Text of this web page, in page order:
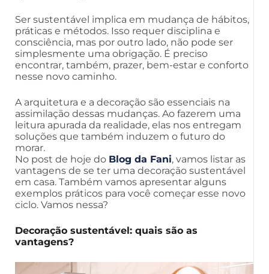
Ser sustentável implica em mudança de hábitos,
práticas e métodos. Isso requer disciplina e
consciência, mas por outro lado, não pode ser
simplesmente uma obrigação. É preciso
encontrar, também, prazer, bem-estar e conforto
nesse novo caminho.
A arquitetura e a decoração são essenciais na
assimilação dessas mudanças. Ao fazerem uma
leitura apurada da realidade, elas nos entregam
soluções que também induzem o futuro do
morar.
No post de hoje do Blog da Fani, vamos listar as
vantagens de se ter uma decoração sustentável
em casa. Também vamos apresentar alguns
exemplos práticos para você começar esse novo
ciclo. Vamos nessa?
Decoração sustentável: quais são as
vantagens?